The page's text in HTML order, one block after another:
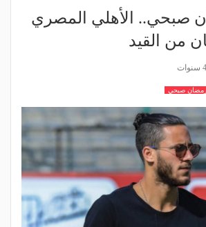
صبحي.. الأهلي المصري
من القيد
صبحي